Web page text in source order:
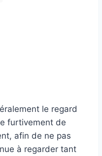
le regard
furtivement de
afin de ne pas
à regarder tant